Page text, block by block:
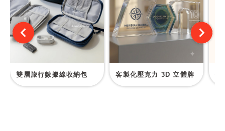
雙層旅行數據線收納包 客製化壓克力 3D 立體牌